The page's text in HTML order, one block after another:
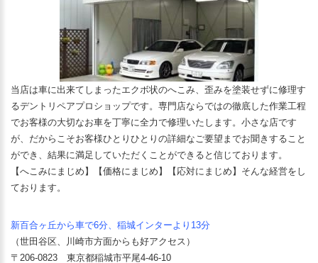
当店は車に出来てしまったエクボ状のへこみ、歪みを塗装せずに修理す
るデントリペアプロショップです。専門店ならではの徹底した作業工程
でお客様の大切なお車を丁寧に全力で修理いたします。小さな店です
が、だからこそお客様ひとりひとりの詳細なご要望までお聞きすること
ができ、結果に満足していただくことができると信じております。
【へこみにまじめ】【価格にまじめ】【応対にまじめ】そんな経営をし
ております。
新百合ヶ丘から車で6分、稲城インターより13分
（世田谷区、川崎市方面からも好アクセス）
〒206-0823 東京都稲城市平尾4-46-10